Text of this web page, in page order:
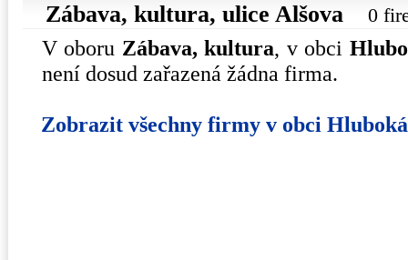
Zábava, kultura, ulice Alšova 0
V oboru Zábava, kultura, v obci
není dosud zařazená žádna firma.
Zobrazit všechny firmy v obci